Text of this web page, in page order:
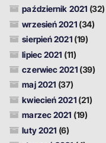
październik 2021 (32)
wrzesień 2021 (34)
sierpień 2021 (19)
lipiec 2021 (11)
czerwiec 2021 (39)
maj 2021 (37)
kwiecień 2021 (21)
marzec 2021 (19)
luty 2021 (6)